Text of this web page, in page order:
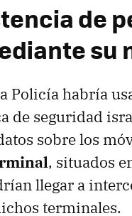
de
su
Policía habría
de seguridad
sobre los
, situados
llegar a
terminales.